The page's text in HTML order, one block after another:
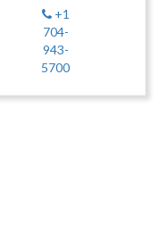
+1
704-
943-
5700